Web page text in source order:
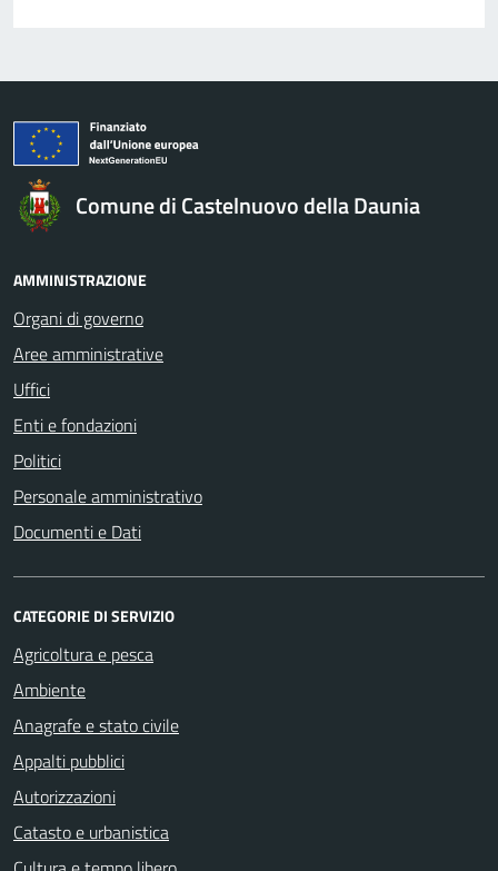
Comune di Castelnuovo della Daunia
AMMINISTRAZIONE
Organi di governo
Aree amministrative
Uffici
Enti e fondazioni
Politici
Personale amministrativo
Documenti e Dati
CATEGORIE DI SERVIZIO
Agricoltura e pesca
Ambiente
Anagrafe e stato civile
Appalti pubblici
Autorizzazioni
Catasto e urbanistica